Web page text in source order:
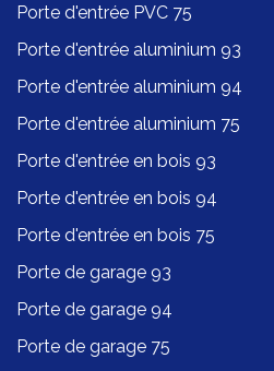
Porte d'entrée PVC 75
Porte d'entrée aluminium 93
Porte d'entrée aluminium 94
Porte d'entrée aluminium 75
Porte d'entrée en bois 93
Porte d'entrée en bois 94
Porte d'entrée en bois 75
Porte de garage 93
Porte de garage 94
Porte de garage 75